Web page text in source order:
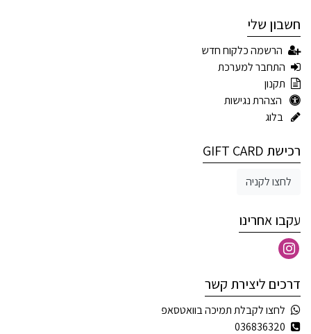
חשבון שלי
הרשמה כלקוח חדש
התחבר למערכת
תקנון
הצהרת נגישות
בלוג
רכישת GIFT CARD
לחצו לקניה
עקבו אחרינו
דרכים ליצירת קשר
לחצו לקבלת תמיכה בוואטסאפ
036836320